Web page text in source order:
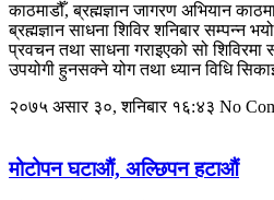
काठमाडौँ, ब्रह्मज्ञान जागरण अभियान
ब्रह्मज्ञान साधना शिविर शनिबार सम्पन्न
प्रवचन तथा साधना गराइएको सो
उपयोगी हुनसक्ने योग तथा ध्यान विधि
२०७५ असार ३०, शनिबार १६:४३ No
मोटोपन घटाऔं, अल्छिपन हटाऔं